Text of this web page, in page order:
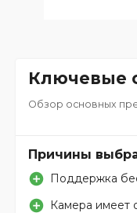
Ключевые
Обзор основных
Причины
Поддержка
Камера имеет